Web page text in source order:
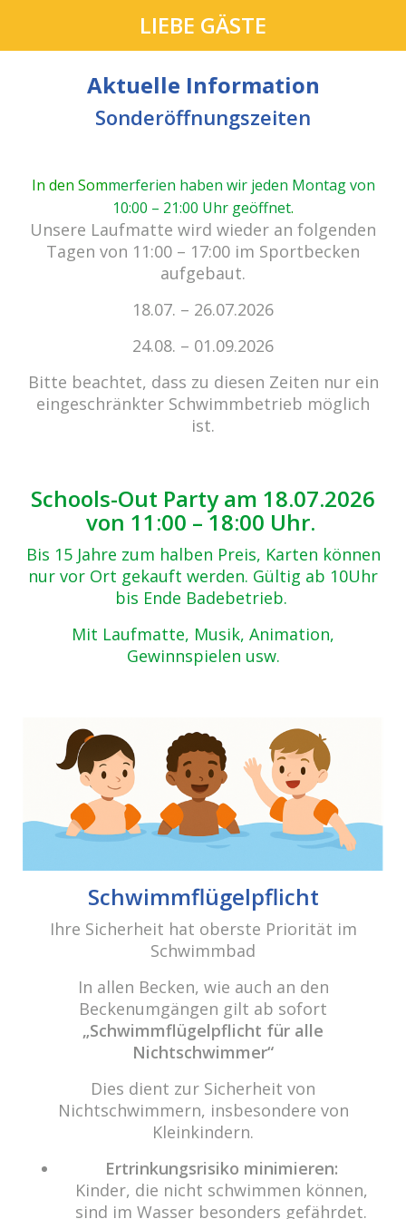
cabrio Senden - das Bad.
Außergewöhnlich, vielfältig!
Kein Einlass bei Gewitter
zu den E-Tickets
cabrio Senden - das Bad
Bulderner Str. 15
48308 Senden
Tel.: 0049 (0) 2597 - 93 918 -10
Fax: 0049 (0) 2597 - 93 918 -29
info@cabriosenden.de
Internet:www.cabriosenden.de
Wir freuen uns auf Sie!
Haben Sie Fragen? Wir kümmern uns drum!
Eine Nachricht schreiben
alles, und ins Wasser kehrt alles zurück.“ (Thales von
LIEBE GÄSTE
Aktuelle Information
Sonderöffnungszeiten
In den Sommerferien haben wir jeden Montag von
10:00 – 21:00 Uhr geöffnet.
Unsere Laufmatte wird wieder an folgenden
Tagen von 11:00 – 17:00 im Sportbecken
aufgebaut.
18.07. – 26.07.2026
24.08. – 01.09.2026
Bitte beachtet, dass zu diesen Zeiten nur ein
eingeschränkter Schwimmbetrieb möglich
ist.
Schools-Out Party am 18.07.2026
von 11:00 – 18:00 Uhr.
Bis 15 Jahre zum halben Preis, Karten können
nur vor Ort gekauft werden. Gültig ab 10Uhr
bis Ende Badebetrieb.
Mit Laufmatte, Musik, Animation,
Gewinnspielen usw.
Schwimmflügelpflicht
Ihre Sicherheit hat oberste Priorität im
Schwimmbad
In allen Becken, wie auch an den
Beckenumgängen gilt ab sofort
„Schwimmflügelpflicht für alle
Nichtschwimmer“
Dies dient zur Sicherheit von
Nichtschwimmern, insbesondere von
Kleinkindern.
Ertrinkungsrisiko minimieren:
Kinder, die nicht schwimmen können,
sind im Wasser besonders gefährdet.